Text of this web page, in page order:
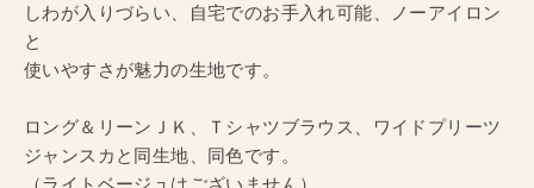
しわが入りづらい、自宅でのお手入れ可能、ノーアイロン
と
使いやすさが魅力の生地です。
ロング＆リーンＪＫ、Ｔシャツブラウス、ワイドプリーツ
ジャンスカと同生地、同色です。
（ライトベージュはございません）